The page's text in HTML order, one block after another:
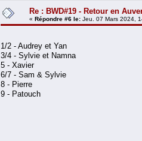
Re : BWD#19 - Retour en
« Répondre #6 le: Jeu. 07 Mars 2024,
1/2 - Audrey et Yan
3/4 - Sylvie et Namna
5 - Xavier
6/7 - Sam & Sylvie
8 - Pierre
9 - Patouch